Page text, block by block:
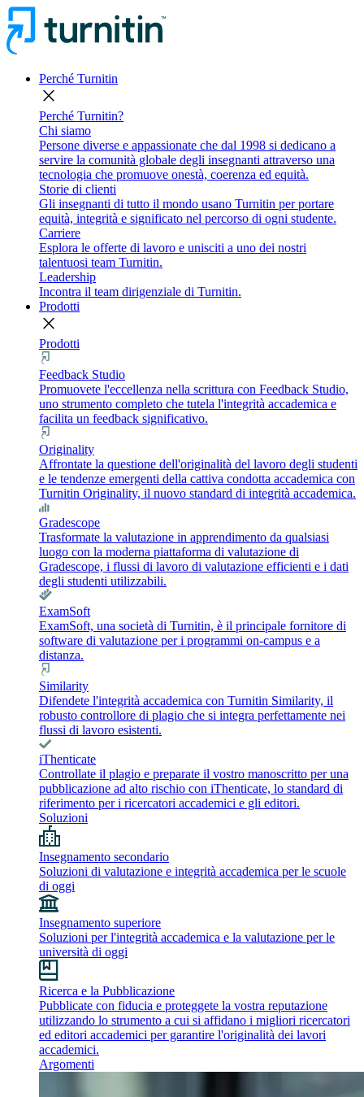
Perché Turnitin
close
Perché Turnitin?
Chi siamo
Persone diverse e appassionate che dal 1998 si dedicano a
servire la comunità globale degli insegnanti attraverso una
tecnologia che promuove onestà, coerenza ed equità.
Storie di clienti
Gli insegnanti di tutto il mondo usano Turnitin per portare
equità, integrità e significato nel percorso di ogni studente.
Carriere
Esplora le offerte di lavoro e unisciti a uno dei nostri
talentuosi team Turnitin.
Leadership
Incontra il team dirigenziale di Turnitin.
Prodotti
close
Prodotti
Feedback Studio
Promuovete l'eccellenza nella scrittura con Feedback Studio,
uno strumento completo che tutela l'integrità accademica e
facilita un feedback significativo.
Originality
Affrontate la questione dell'originalità del lavoro degli studenti
e le tendenze emergenti della cattiva condotta accademica con
Turnitin Originality, il nuovo standard di integrità accademica.
Gradescope
Trasformate la valutazione in apprendimento da qualsiasi
luogo con la moderna piattaforma di valutazione di
Gradescope, i flussi di lavoro di valutazione efficienti e i dati
degli studenti utilizzabili.
ExamSoft
ExamSoft, una società di Turnitin, è il principale fornitore di
software di valutazione per i programmi on-campus e a
distanza.
Similarity
Difendete l'integrità accademica con Turnitin Similarity, il
robusto controllore di plagio che si integra perfettamente nei
flussi di lavoro esistenti.
iThenticate
Controllate il plagio e preparate il vostro manoscritto per una
pubblicazione ad alto rischio con iThenticate, lo standard di
riferimento per i ricercatori accademici e gli editori.
Soluzioni
Insegnamento secondario
Soluzioni di valutazione e integrità accademica per le scuole
di oggi
Insegnamento superiore
Soluzioni per l'integrità accademica e la valutazione per le
università di oggi
Ricerca e la Pubblicazione
Pubblicate con fiducia e proteggete la vostra reputazione
utilizzando lo strumento a cui si affidano i migliori ricercatori
ed editori accademici per garantire l'originalità dei lavori
accademici.
Argomenti